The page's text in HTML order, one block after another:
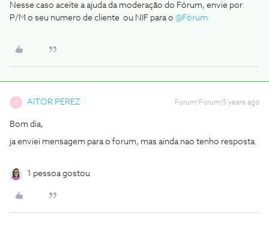
Nesse caso aceite a ajuda da moderação do Fórum, envie por
P/M o seu numero de cliente ou NIF para o @Fórum
A AITOR PEREZ Forum|Forum|5 years ago
Bom dia,
ja enviei mensagem para o forum, mas ainda nao tenho resposta.
1 pessoa gostou